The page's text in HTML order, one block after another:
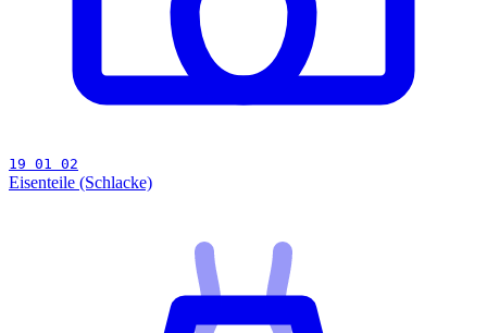
19 01 02
Eisenteile (Schlacke)